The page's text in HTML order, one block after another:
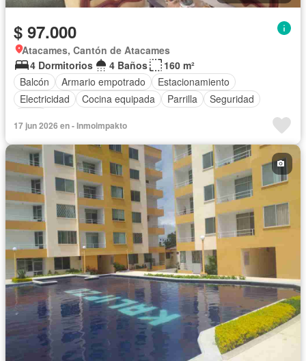
$ 97.000
Atacames, Cantón de Atacames
4 Dormitorios
4 Baños
160 m²
Balcón
Armario empotrado
Estacionamiento
Electricidad
Cocina equipada Parrilla
Seguridad
17 jun 2026 en - Inmoimpakto